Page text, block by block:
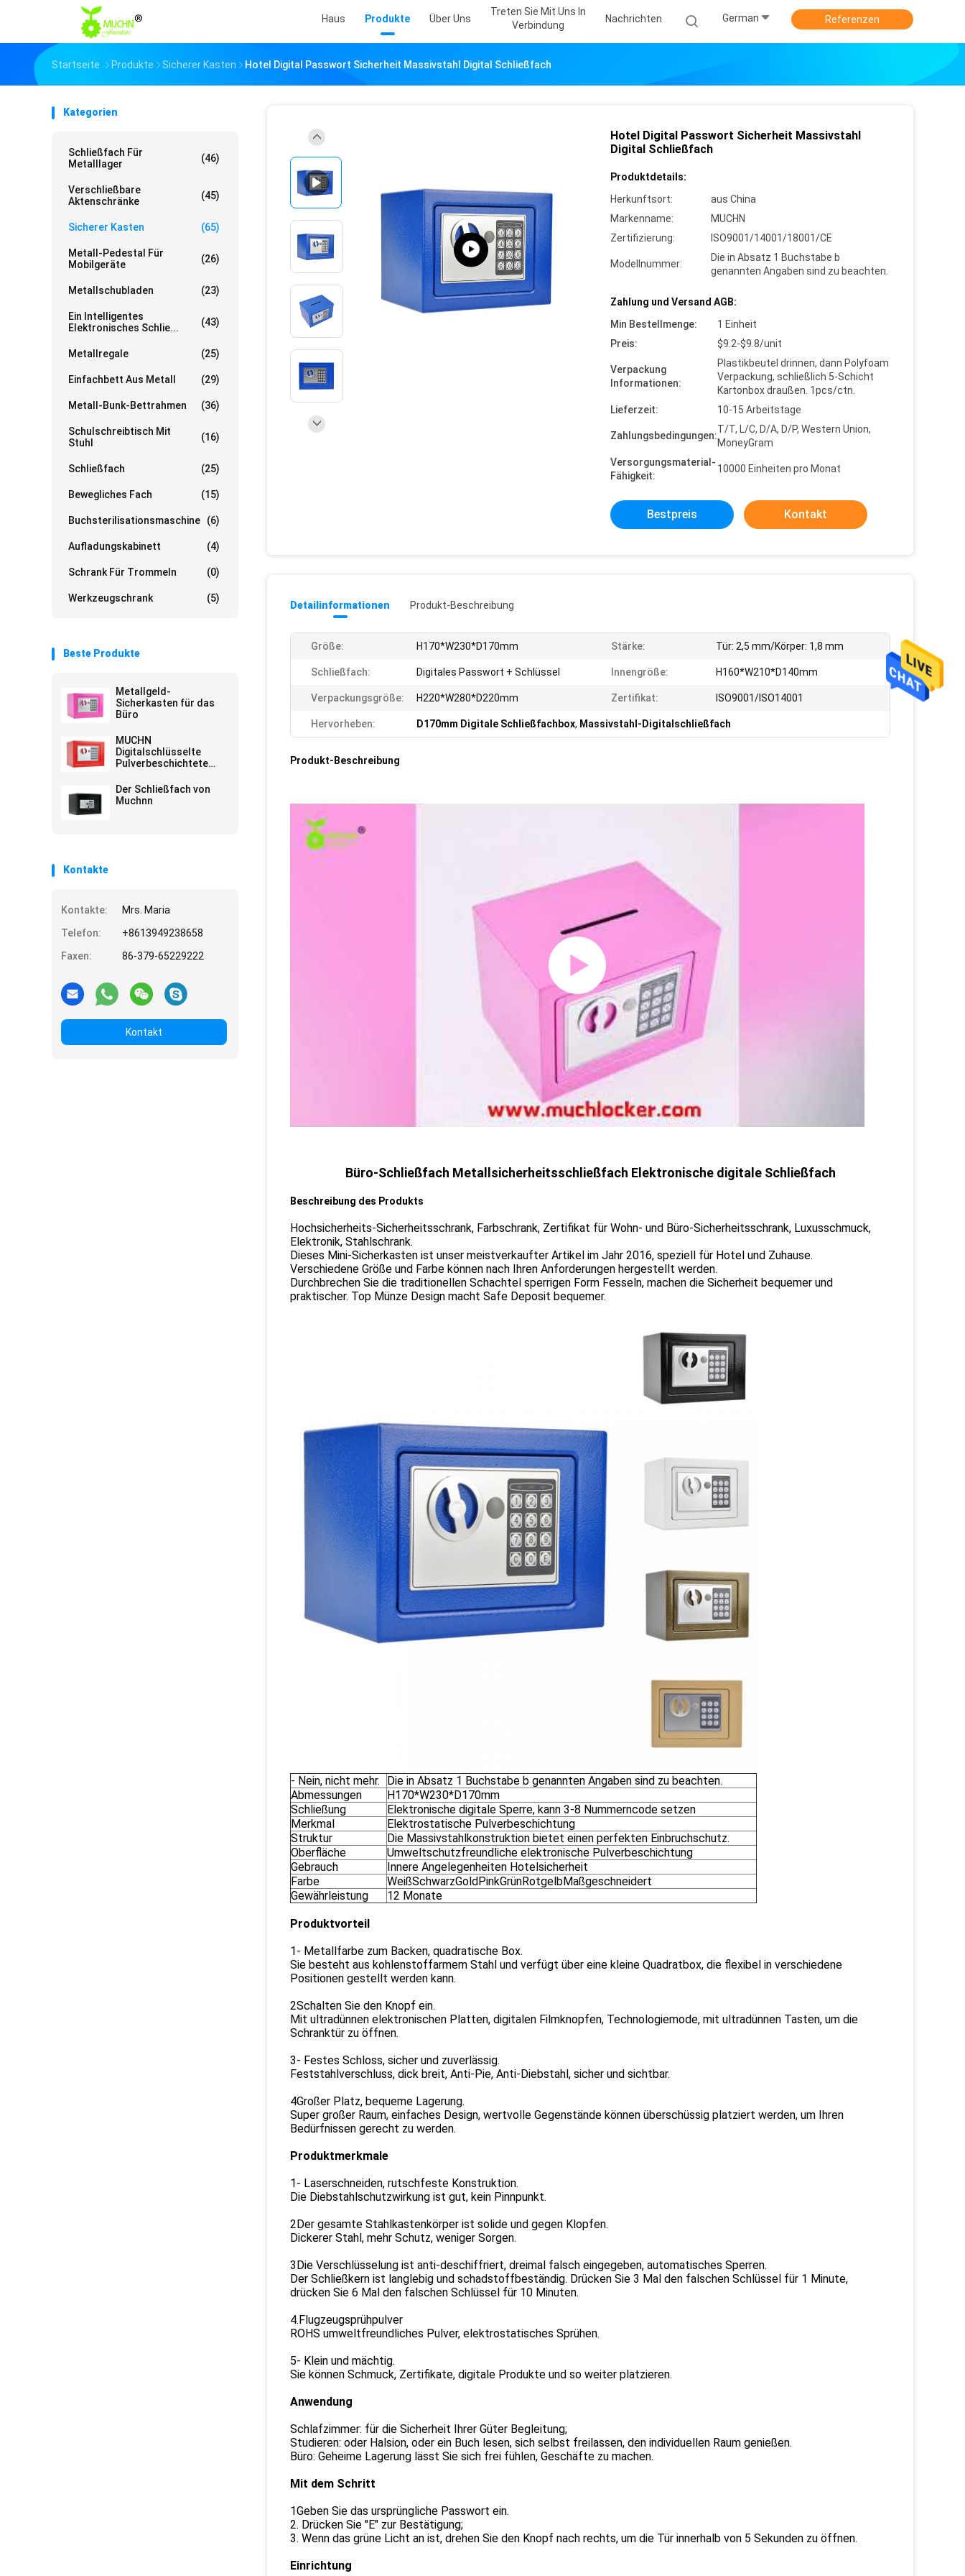
Haus Produkte Über Uns
Treten Sie Mit Uns In
Verbindung
Nachrichten German Referenzen
Startseite Produkte Sicherer Kasten Hotel Digital Passwort Sicherheit Massivstahl Digital Schließfach
Kategorien
Schließfach Für
Metalllager
(46)
Verschließbare
Aktenschränke
(45)
Sicherer Kasten (65)
Metall-Pedestal Für
Mobilgeräte
(26)
Metallschubladen (23)
Ein Intelligentes
Elektronisches Schlie...
(43)
Metallregale (25)
Einfachbett Aus Metall (29)
Metall-Bunk-Bettrahmen (36)
Schulschreibtisch Mit
Stuhl
(16)
Schließfach (25)
Bewegliches Fach (15)
Buchsterilisationsmaschine (6)
Aufladungskabinett (4)
Schrank Für Trommeln (0)
Werkzeugschrank (5)
Beste Produkte
Metallgeld-
Sicherkasten für das
Büro
MUCHN
Digitalschlüsselte
Pulverbeschichtete
Tresorbox
Der Schließfach von
Muchnn
Kontakte
Kontakte:
Mrs. Maria
Telefon:
+8613949238658
Faxen:
86-379-65229222
Kontakt
Hotel Digital Passwort Sicherheit Massivstahl
Digital Schließfach
Produktdetails:
Herkunftsort:
aus China
Markenname:
MUCHN
Zertifizierung:
ISO9001/14001/18001/CE
Modellnummer:
Die in Absatz 1 Buchstabe b
genannten Angaben sind zu beachten.
Zahlung und Versand AGB:
Min Bestellmenge:
1 Einheit
Preis:
$9.2-$9.8/unit
Verpackung
Informationen:
Plastikbeutel drinnen, dann Polyfoam
Verpackung, schließlich 5-Schicht
Kartonbox draußen. 1pcs/ctn.
Lieferzeit:
10-15 Arbeitstage
Zahlungsbedingungen:
T/T, L/C, D/A, D/P, Western Union,
MoneyGram
Versorgungsmaterial-
Fähigkeit:
10000 Einheiten pro Monat
Bestpreis Kontakt
Detailinformationen Produkt-Beschreibung
Größe: H170*W230*D170mm Stärke: Tür: 2,5 mm/Körper: 1,8 mm
Schließfach: Digitales Passwort + Schlüssel Innengröße: H160*W210*D140mm
Verpackungsgröße: H220*W280*D220mm Zertifikat: ISO9001/ISO14001
Hervorheben: D170mm Digitale Schließfachbox, Massivstahl-Digitalschließfach
Produkt-Beschreibung
Büro-Schließfach Metallsicherheitsschließfach Elektronische digitale Schließfach
Beschreibung des Produkts
Hochsicherheits-Sicherheitsschrank, Farbschrank, Zertifikat für Wohn- und Büro-Sicherheitsschrank, Luxusschmuck,
Elektronik, Stahlschrank.
Dieses Mini-Sicherkasten ist unser meistverkaufter Artikel im Jahr 2016, speziell für Hotel und Zuhause.
Verschiedene Größe und Farbe können nach Ihren Anforderungen hergestellt werden.
Durchbrechen Sie die traditionellen Schachtel sperrigen Form Fesseln, machen die Sicherheit bequemer und
praktischer. Top Münze Design macht Safe Deposit bequemer.
- Nein, nicht mehr.
Die in Absatz 1 Buchstabe b genannten Angaben sind zu beachten.
Abmessungen
H170*W230*D170mm
Schließung
Elektronische digitale Sperre, kann 3-8 Nummerncode setzen
Merkmal
Elektrostatische Pulverbeschichtung
Struktur
Die Massivstahlkonstruktion bietet einen perfekten Einbruchschutz.
Oberfläche
Umweltschutzfreundliche elektronische Pulverbeschichtung
Gebrauch
Innere Angelegenheiten Hotelsicherheit
Farbe
WeißSchwarzGoldPinkGrünRotgelbMaßgeschneidert
Gewährleistung
12 Monate
Produktvorteil
1- Metallfarbe zum Backen, quadratische Box.
Sie besteht aus kohlenstoffarmem Stahl und verfügt über eine kleine Quadratbox, die flexibel in verschiedene
Positionen gestellt werden kann.
2Schalten Sie den Knopf ein.
Mit ultradünnen elektronischen Platten, digitalen Filmknopfen, Technologiemode, mit ultradünnen Tasten, um die
Schranktür zu öffnen.
3- Festes Schloss, sicher und zuverlässig.
Feststahlverschluss, dick breit, Anti-Pie, Anti-Diebstahl, sicher und sichtbar.
4Großer Platz, bequeme Lagerung.
Super großer Raum, einfaches Design, wertvolle Gegenstände können überschüssig platziert werden, um Ihren
Bedürfnissen gerecht zu werden.
Produktmerkmale
1- Laserschneiden, rutschfeste Konstruktion.
Die Diebstahlschutzwirkung ist gut, kein Pinnpunkt.
2Der gesamte Stahlkastenkörper ist solide und gegen Klopfen.
Dickerer Stahl, mehr Schutz, weniger Sorgen.
3Die Verschlüsselung ist anti-deschiffriert, dreimal falsch eingegeben, automatisches Sperren.
Der Schließkern ist langlebig und schadstoffbeständig. Drücken Sie 3 Mal den falschen Schlüssel für 1 Minute,
drücken Sie 6 Mal den falschen Schlüssel für 10 Minuten.
4.Flugzeugsprühpulver
ROHS umweltfreundliches Pulver, elektrostatisches Sprühen.
5- Klein und mächtig.
Sie können Schmuck, Zertifikate, digitale Produkte und so weiter platzieren.
Anwendung
Schlafzimmer: für die Sicherheit Ihrer Güter Begleitung;
Studieren: oder Halsion, oder ein Buch lesen, sich selbst freilassen, den individuellen Raum genießen.
Büro: Geheime Lagerung lässt Sie sich frei fühlen, Geschäfte zu machen.
Mit dem Schritt
1Geben Sie das ursprüngliche Passwort ein.
2. Drücken Sie "E" zur Bestätigung;
3. Wenn das grüne Licht an ist, drehen Sie den Knopf nach rechts, um die Tür innerhalb von 5 Sekunden zu öffnen.
Einrichtung